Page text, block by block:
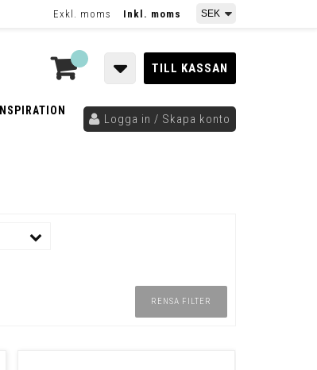
Exkl. moms Inkl. moms
TILL KASSAN
INSPIRATION
Logga in / Skapa konto
RENSA FILTER